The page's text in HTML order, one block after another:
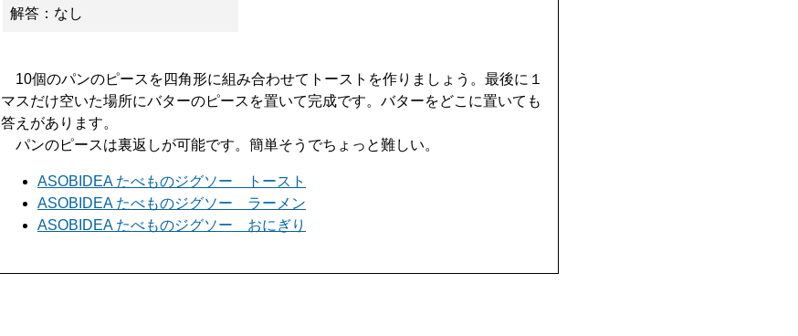
解答：なし
10個のパンのピースを四角形に組み合わせてトーストを作りましょう。最後に１
マスだけ空いた場所にバターのピースを置いて完成です。バターをどこに置いても
答えがあります。
パンのピースは裏返しが可能です。簡単そうでちょっと難しい。
ASOBIDEA たべものジグソー トースト
ASOBIDEA たべものジグソー ラーメン
ASOBIDEA たべものジグソー おにぎり